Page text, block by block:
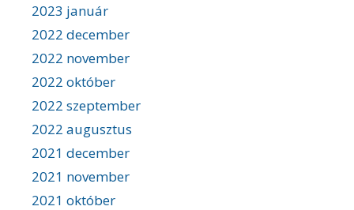
2023 január
2022 december
2022 november
2022 október
2022 szeptember
2022 augusztus
2021 december
2021 november
2021 október